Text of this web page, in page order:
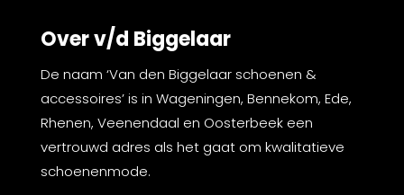
Over v/d Biggelaar
De naam ‘Van den Biggelaar schoenen &
accessoires’ is in Wageningen, Bennekom, Ede,
Rhenen, Veenendaal en Oosterbeek een
vertrouwd adres als het gaat om kwalitatieve
schoenenmode.